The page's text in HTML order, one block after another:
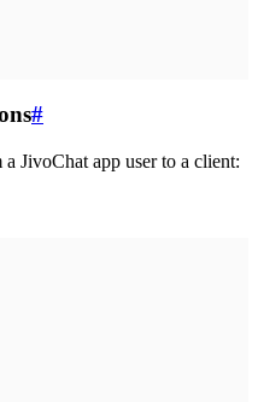
#
JivoChat app user to a client: